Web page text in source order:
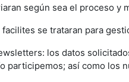
según sea el proceso y
se trataran para
los datos
participemos; así como los